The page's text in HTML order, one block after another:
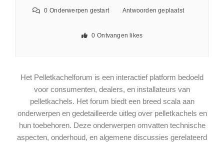
0 Onderwerpen gestart Antwoorden geplaatst
0 Ontvangen likes
Het Pelletkachelforum is een interactief platform bedoeld
voor consumenten, dealers, en installateurs van
pelletkachels. Het forum biedt een breed scala aan
onderwerpen en gedetailleerde uitleg over pelletkachels en
hun toebehoren. Deze onderwerpen omvatten technische
aspecten, onderhoud, en algemene discussies gerelateerd